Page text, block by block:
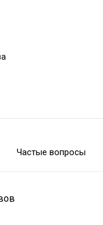
Частые вопросы